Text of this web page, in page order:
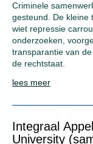
Criminele
gesteund. De kleine
wiet repressie
onderzoeken,
transparantie van
de rechtstaat.
lees meer
Integraal
University